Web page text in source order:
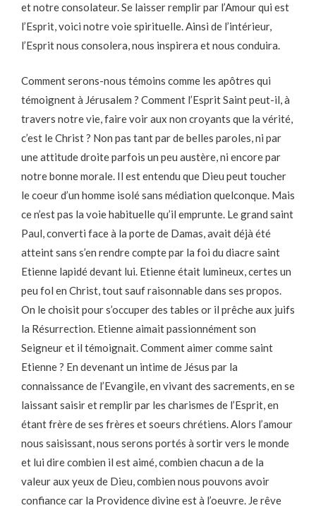
et notre consolateur. Se laisser remplir par l’Amour qui est
l’Esprit, voici notre voie spirituelle. Ainsi de l’intérieur,
l’Esprit nous consolera, nous inspirera et nous conduira.
Comment serons-nous témoins comme les apôtres qui
témoignent à Jérusalem ? Comment l’Esprit Saint peut-il, à
travers notre vie, faire voir aux non croyants que la vérité,
c’est le Christ ? Non pas tant par de belles paroles, ni par
une attitude droite parfois un peu austère, ni encore par
notre bonne morale. Il est entendu que Dieu peut toucher
le coeur d’un homme isolé sans médiation quelconque. Mais
ce n’est pas la voie habituelle qu’il emprunte. Le grand saint
Paul, converti face à la porte de Damas, avait déjà été
atteint sans s’en rendre compte par la foi du diacre saint
Etienne lapidé devant lui. Etienne était lumineux, certes un
peu fol en Christ, tout sauf raisonnable dans ses propos.
On le choisit pour s’occuper des tables or il prêche aux juifs
la Résurrection. Etienne aimait passionnément son
Seigneur et il témoignait. Comment aimer comme saint
Etienne ? En devenant un intime de Jésus par la
connaissance de l’Evangile, en vivant des sacrements, en se
laissant saisir et remplir par les charismes de l’Esprit, en
étant frère de ses frères et soeurs chrétiens. Alors l’amour
nous saisissant, nous serons portés à sortir vers le monde
et lui dire combien il est aimé, combien chacun a de la
valeur aux yeux de Dieu, combien nous pouvons avoir
confiance car la Providence divine est à l’oeuvre. Je rêve